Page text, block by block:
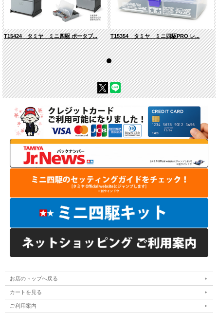
T15424 タミヤ ミニ四駆 ポータブ... T15354 タミヤ ミニ四駆PRO レ...
お店のトップへ戻る
カートを見る
ご利用案内